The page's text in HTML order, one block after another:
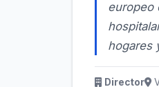
europeo
hogares
Director